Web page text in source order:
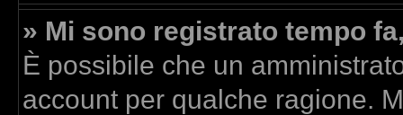
» Mi sono registrato tempo
È possibile che un
account per qualche ragione.